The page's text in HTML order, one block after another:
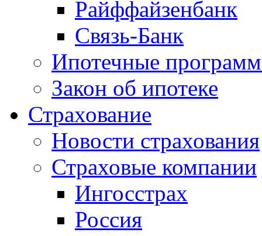
Райффайзенбанк
Связь-Банк
Ипотечные
Закон об ипотеке
Страхование
Новости страхования
Страховые компании
Ингосстрах
Россия